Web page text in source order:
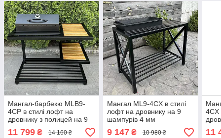
Мангал-барбекю MLB9-
4CP в стилі лофт на
дровнику з полицей на 9
шампурів 4 мм
11 799 ₴ 14 160 ₴
Мангал ML9-4CX в стилі
лофт на дровнику на 9
шампурів 4 мм
9 147₴ 10 980 ₴
4CX
мм
11